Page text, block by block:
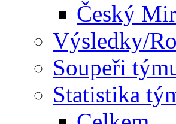
Český
Výsledky/
Soupeři
Statistika